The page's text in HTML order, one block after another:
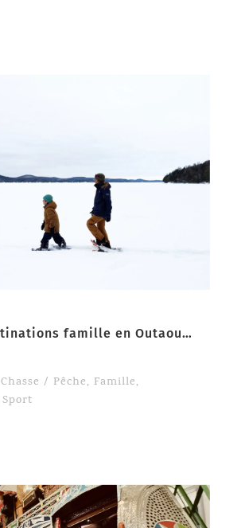
Trois destinations famille en Outaouais
Chasse / Pêche, Famille,
Sport